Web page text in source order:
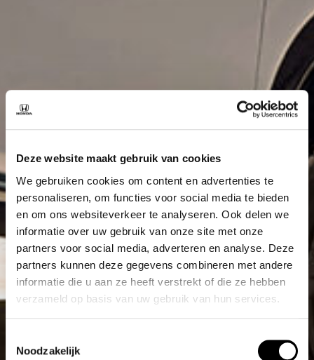
Deze website maakt gebruik van cookies
We gebruiken cookies om content en advertenties te
personaliseren, om functies voor social media te bieden
en om ons websiteverkeer te analyseren. Ook delen we
informatie over uw gebruik van onze site met onze
partners voor social media, adverteren en analyse. Deze
partners kunnen deze gegevens combineren met andere
informatie die u aan ze heeft verstrekt of die ze hebben
verzameld op basis van uw gebruik van hun services.
Noodzakelijk